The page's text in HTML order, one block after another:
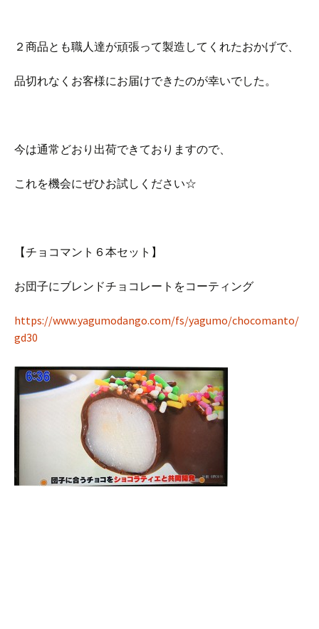
２商品とも職人達が頑張って製造してくれたおかげで、
品切れなくお客様にお届けできたのが幸いでした。
今は通常どおり出荷できておりますので、
これを機会にぜひお試しください☆
【チョコマント６本セット】
お団子にブレンドチョコレートをコーティング
https://www.yagumodango.com/fs/yagumo/chocomanto/
gd30